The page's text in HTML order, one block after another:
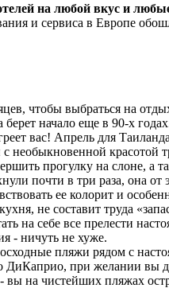
на любой вкус и
и сервиса в Европе
чтобы выбраться на
начало еще в 90-х
вас! Апрель для
с необыкновенной
прогулку на слоне, а
почти в три раза, она от
ее колорит и
не составит труда
на себе все прелести
- ничуть не хуже.
пляжи рядом с
при желании вы
вы на чистейших пляжах